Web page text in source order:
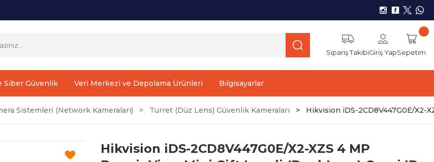
Sipariş TakibiGiriş YapSepetim
Siber Güvenlik Veri Merkezi ve Depolama Ürünleri Bilgisayarlar
Sistemleri (Network Kameraları) Turret (Düz Lens) Güvenlik Kameraları Hikvision iDS-2CD8V447G0E/X2-
Hikvision iDS-2CD8V447G0E/X2-XZS 4 MP